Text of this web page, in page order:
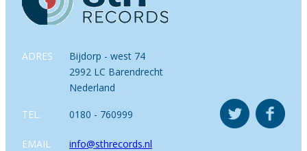
ADRES
Bijdorp - west 74
2992 LC Barendrecht
Nederland
TEL. 0180 - 760999
EMAIL info@sthrecords.nl